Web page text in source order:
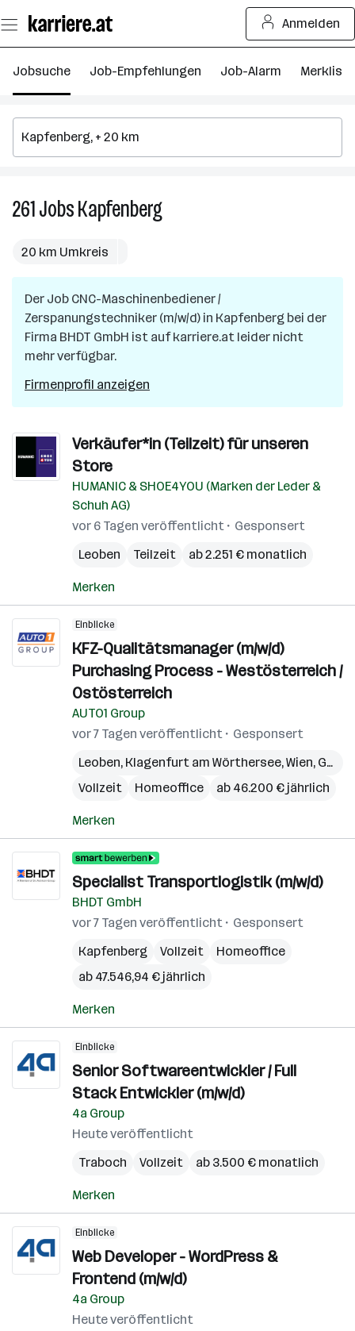
Seiteninhalt
springen
Anmelden
Jobsuche Job-Empfehlungen Job-Alarm Merkliste
261JobsKapfenberg261
Jobs
20 km Umkreis
Der Job CNC-Maschinenbediener /
Zerspanungstechniker (m/w/d) in Kapfenberg bei der
Firma BHDT GmbH ist auf karriere.at leider nicht
mehr verfügbar.
Firmenprofil anzeigen
Verkäufer*in (Teilzeit) für unseren
Store
HUMANIC & SHOE4YOU (Marken der Leder &
Schuh AG)
vor 6 Tagen veröffentlicht
Gesponsert
Leoben
Teilzeit ab 2.251 € monatlich
Merken
Einblicke
KFZ-Qualitätsmanager (m/w/d)
Purchasing Process - Westösterreich /
Ostösterreich
AUTO1 Group
vor 7 Tagen veröffentlicht
Gesponsert
Leoben, Klagenfurt am Wörthersee,Wien, Graz
Vollzeit
Homeoffice ab 46.200 € jährlich
Merken
Specialist Transportlogistik (m/w/d)
BHDT GmbH
vor 7 Tagen veröffentlicht
Gesponsert
Kapfenberg
Vollzeit
Homeoffice
ab 47.546,94 € jährlich
Merken
Einblicke
Senior Softwareentwickler / Full
Stack Entwickler (m/w/d)
4a Group
Heute veröffentlicht
Traboch
Vollzeit ab 3.500 € monatlich
Merken
Einblicke
Web Developer - WordPress &
Frontend (m/w/d)
4a Group
Heute veröffentlicht